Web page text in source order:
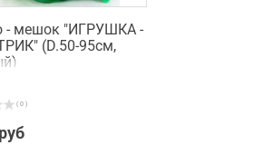
- мешок "ИГРУШКА -
(D.50-95см,
( 0 )